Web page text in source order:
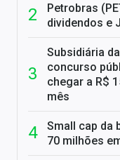
Petrobras
dividendos e
Subsidiária
concurso
chegar a R$
mês
Small cap da
70 milhões